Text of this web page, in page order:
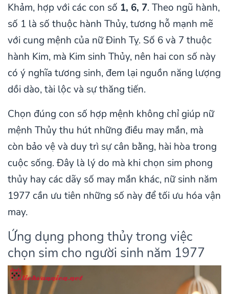
Khảm, hợp với các con số 1, 6, 7. Theo ngũ hành,
số 1 là số thuộc hành Thủy, tương hỗ mạnh mẽ
với cung mệnh của nữ Đinh Tỵ. Số 6 và 7 thuộc
hành Kim, mà Kim sinh Thủy, nên hai con số này
có ý nghĩa tương sinh, đem lại nguồn năng lượng
dồi dào, tài lộc và sự thăng tiến.
Chọn đúng con số hợp mệnh không chỉ giúp nữ
mệnh Thủy thu hút những điều may mắn, mà
còn bảo vệ và duy trì sự cân bằng, hài hòa trong
cuộc sống. Đây là lý do mà khi chọn sim phong
thủy hay các dãy số may mắn khác, nữ sinh năm
1977 cần ưu tiên những số này để tối ưu hóa vận
may.
Ứng dụng phong thủy trong việc
chọn sim cho người sinh năm 1977